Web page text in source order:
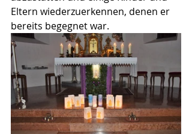
Eltern wiederzuerkennen, denen er
bereits begegnet war.